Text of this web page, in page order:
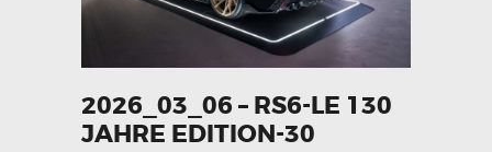
2026_03_06 – RS6-LE 130
JAHRE EDITION-30